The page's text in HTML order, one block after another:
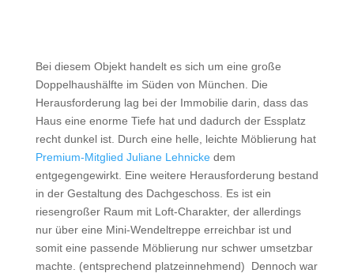
Bei diesem Objekt handelt es sich um eine große
Doppelhaushälfte im Süden von München. Die
Herausforderung lag bei der Immobilie darin, dass das
Haus eine enorme Tiefe hat und dadurch der Essplatz
recht dunkel ist. Durch eine helle, leichte Möblierung hat
Premium-Mitglied Juliane Lehnickedem
entgegengewirkt. Eine weitere Herausforderung bestand
in der Gestaltung des Dachgeschoss. Es ist ein
riesengroßer Raum mit Loft-Charakter, der allerdings
nur über eine Mini-Wendeltreppe erreichbar ist und
somit eine passende Möblierung nur schwer umsetzbar
machte. (entsprechend platzeinnehmend) Dennoch war